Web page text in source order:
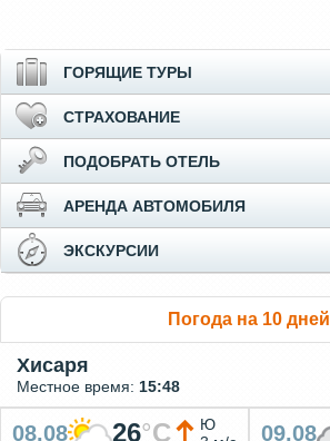
ГОРЯЩИЕ ТУРЫ
СТРАХОВАНИЕ
ПОДОБРАТЬ ОТЕЛЬ
АРЕНДА АВТОМОБИЛЯ
ЭКСКУРСИИ
Погода на 10 дней
Хисаря
Местное время: 15:48
08.08 26°C
Ю
09.08